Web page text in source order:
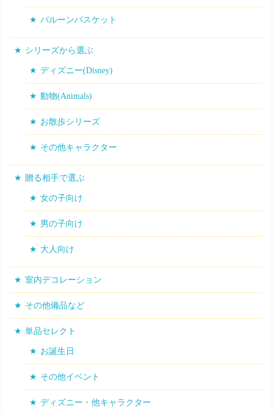
バルーンバスケット
シリーズから選ぶ
ディズニー(Disney)
動物(Animals)
お散歩シリーズ
その他キャラクター
贈る相手で選ぶ
女の子向け
男の子向け
大人向け
室内デコレーション
その他備品など
単品セレクト
お誕生日
その他イベント
ディズニー・他キャラクター